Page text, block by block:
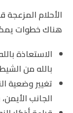
الأحلام
هناك خطوات
الاستعاذة
بالله من
تغيير وضعية
الجانب